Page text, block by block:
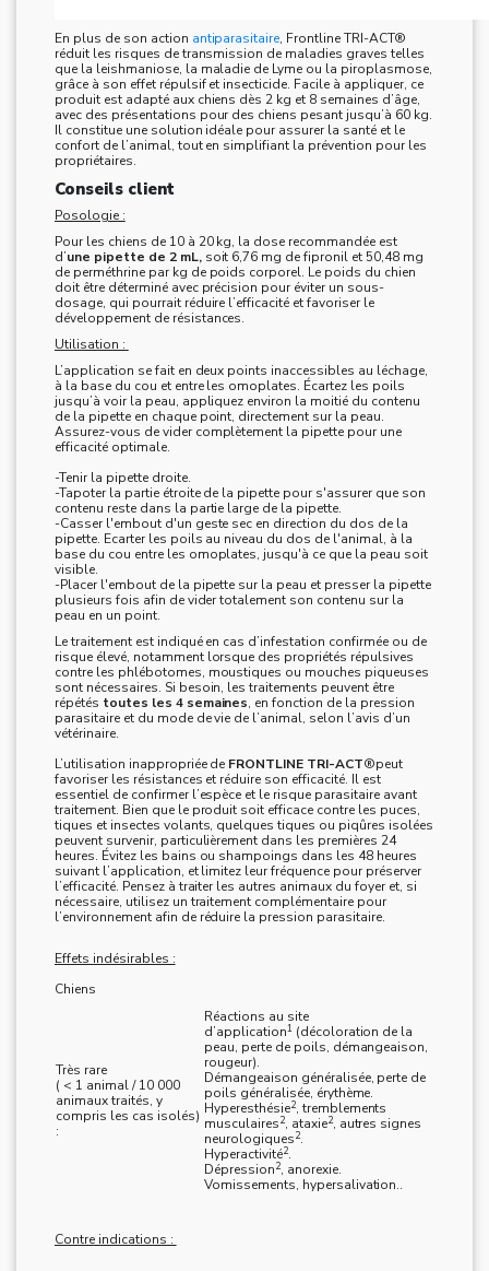
En plus de son action antiparasitaire, Frontline TRI-ACT®
réduit les risques de transmission de maladies graves telles
que la leishmaniose, la maladie de Lyme ou la piroplasmose,
grâce à son effet répulsif et insecticide. Facile à appliquer, ce
produit est adapté aux chiens dès 2 kg et 8 semaines d’âge,
avec des présentations pour des chiens pesant jusqu’à 60 kg.
Il constitue une solution idéale pour assurer la santé et le
confort de l’animal, tout en simplifiant la prévention pour les
propriétaires.
Conseils client
Posologie :
Pour les chiens de 10 à 20 kg, la dose recommandée est
d’une pipette de 2 mL,soit 6,76 mg de fipronil et 50,48 mg
de perméthrine par kg de poids corporel. Le poids du chien
doit être déterminé avec précision pour éviter un sous-
dosage, qui pourrait réduire l’efficacité et favoriser le
développement de résistances.
Utilisation :
L’application se fait en deux points inaccessibles au léchage,
à la base du cou et entre les omoplates. Écartez les poils
jusqu’à voir la peau, appliquez environ la moitié du contenu
de la pipette en chaque point, directement sur la peau.
Assurez-vous de vider complètement la pipette pour une
efficacité optimale.
-Tenir la pipette droite.
-Tapoter la partie étroite de la pipette pour s'assurer que son
contenu reste dans la partie large de la pipette.
-Casser l'embout d'un geste sec en direction du dos de la
pipette. Ecarter les poils au niveau du dos de l'animal, à la
base du cou entre les omoplates, jusqu'à ce que la peau soit
visible.
-Placer l'embout de la pipette sur la peau et presser la pipette
plusieurs fois afin de vider totalement son contenu sur la
peau en un point.
Le traitement est indiqué en cas d’infestation confirmée ou de
risque élevé, notamment lorsque des propriétés répulsives
contre les phlébotomes, moustiques ou mouches piqueuses
sont nécessaires. Si besoin, les traitements peuvent être
répétés toutes les 4 semaines, en fonction de la pression
parasitaire et du mode de vie de l’animal, selon l’avis d’un
vétérinaire.
L’utilisation inappropriée de FRONTLINE TRI-ACT®peut
favoriser les résistances et réduire son efficacité. Il est
essentiel de confirmer l’espèce et le risque parasitaire avant
traitement. Bien que le produit soit efficace contre les puces,
tiques et insectes volants, quelques tiques ou piqûres isolées
peuvent survenir, particulièrement dans les premières 24
heures. Évitez les bains ou shampoings dans les 48 heures
suivant l’application, et limitez leur fréquence pour préserver
l’efficacité. Pensez à traiter les autres animaux du foyer et, si
nécessaire, utilisez un traitement complémentaire pour
l’environnement afin de réduire la pression parasitaire.
Effets indésirables :
Chiens
Très rare
( < 1 animal / 10 000
animaux traités, y
compris les cas isolés)
:
Réactions au site
d’application1(décoloration de la
peau, perte de poils, démangeaison,
rougeur).
Démangeaison généralisée, perte de
poils généralisée, érythème.
Hyperesthésie2, tremblements
musculaires2, ataxie2, autres signes
neurologiques2.
Hyperactivité2.
Dépression2, anorexie.
Vomissements, hypersalivation..
Contre indications :